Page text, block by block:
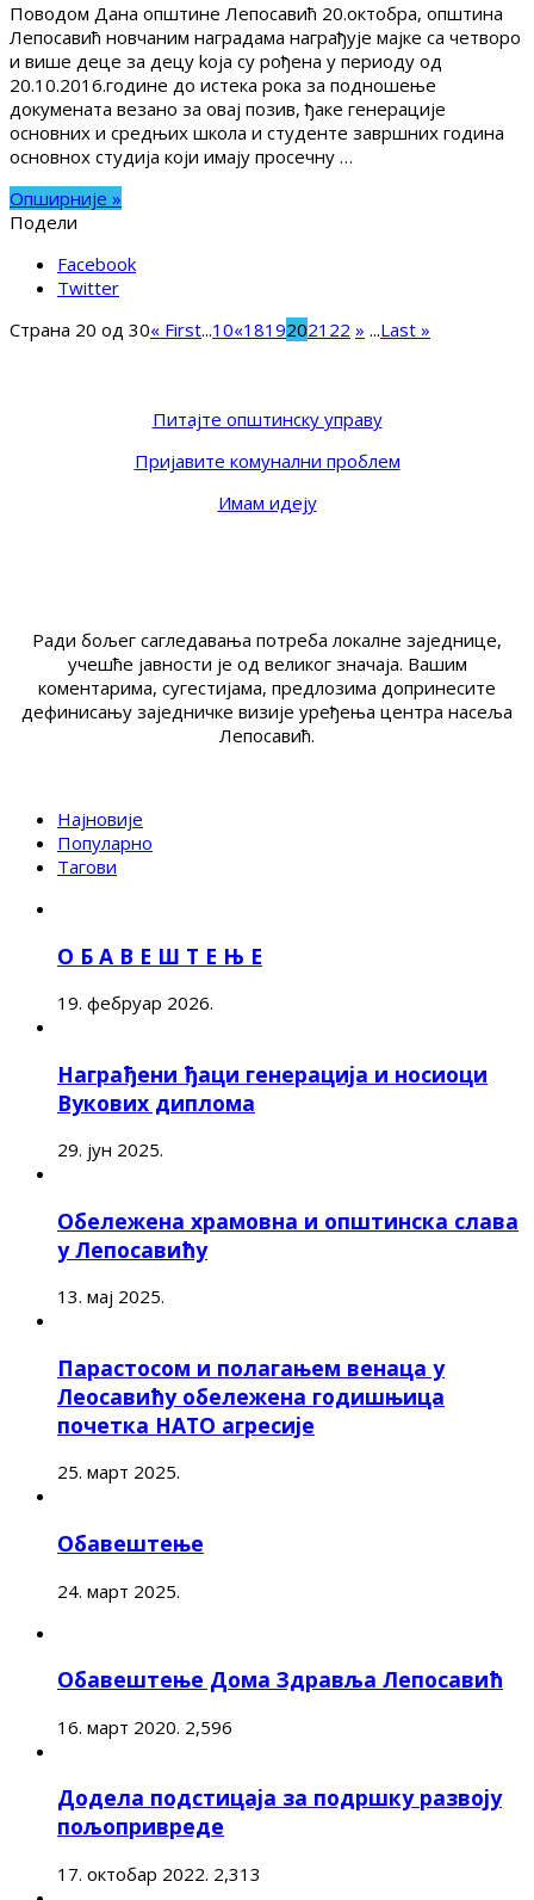
Поводом Дана општине Лепосавић 20.октобра, општина
Лепосавић новчаним наградама награђује мајке са четворо
и више деце за децу koја су рођена у периоду од
20.10.2016.године до истека рока за подношење
докумената везано за овај позив, ђаке генерације
основних и средњих школа и студенте завршних година
основнох студија који имају просечну …
Опширније »
Подели
Facebook
Twitter
Страна 20 од 30« First...10«18192021 22 » ...Last »
Питајте општинску управу
Пријавите комунални проблем
Имам идеју
Ради бољег сагледавања потреба локалне заједнице,
учешће јавности је од великог значаја. Вашим
коментарима, сугестијама, предлозима допринесите
дефинисању заједничке визије уређења центра насеља
Лепосавић.
Најновије
Популарно
Тагови
О Б А В Е Ш Т Е Њ Е
19. фебруар 2026.
Награђени ђаци генерација и носиоци
Вукових диплома
29. јун 2025.
Обележена храмовна и општинска слава
у Лепосавићу
13. мај 2025.
Парастосом и полагањем венаца у
Леосавићу обележена годишњица
почетка НАТО агресије
25. март 2025.
Обавештење
24. март 2025.
Обавештење Дома Здравља Лепосавић
16. март 2020. 2,596
Додела подстицаја за подршку развоју
пољопривреде
17. октобар 2022. 2,313